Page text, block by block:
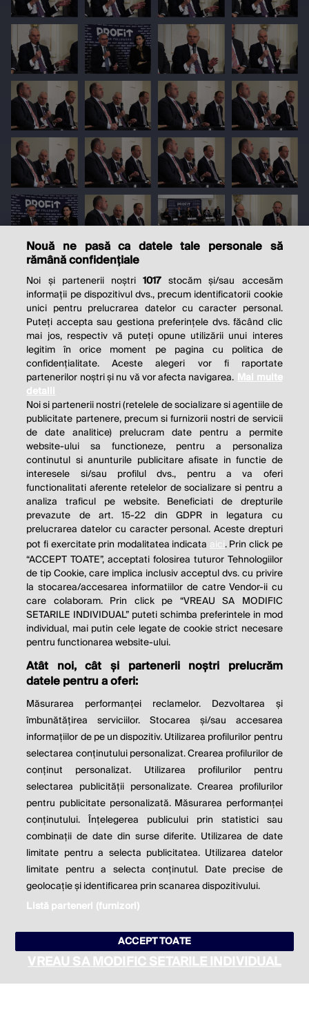
THE SOCIAL RESPONSIBILITY OF
BUSINESS IS TO INCREASE ITS
PROFITS.
Milton Friedman
© 2026 Profit.ro. Toate drepturile rezervate.
Dezvoltat de1616.ro
Contact Publicitate Despre noi
Politica de cookie Politica de
confidențialitate
este parte a
Nouă ne pasă ca datele tale personale să
rămână confidențiale
Noi și partenerii noștri1017 stocăm și/sau accesăm
informații pe dispozitivul dvs., precum identificatorii cookie
unici pentru prelucrarea datelor cu caracter personal.
Puteți accepta sau gestiona preferințele dvs. făcând clic
mai jos, respectiv vă puteți opune utilizării unui interes
legitim în orice moment pe pagina cu politica de
confidențialitate. Aceste alegeri vor fi raportate
partenerilor noștri și nu vă vor afecta navigarea. Mai multe
detalii
Noi si partenerii nostri (retelele de socializare si agentiile de
publicitate partenere, precum si furnizorii nostri de servicii
de date analitice) prelucram date pentru a permite
website-ului sa functioneze, pentru a personaliza
continutul si anunturile publicitare afisate in functie de
interesele si/sau profilul dvs., pentru a va oferi
functionalitati aferente retelelor de socializare si pentru a
analiza traficul pe website. Beneficiati de drepturile
prevazute de art. 15-22 din GDPR in legatura cu
prelucrarea datelor cu caracter personal. Aceste drepturi
pot fi exercitate prin modalitatea indicata aici. Prin click pe
“ACCEPT TOATE”, acceptati folosirea tuturor Tehnologiilor
de tip Cookie, care implica inclusiv acceptul dvs. cu privire
la stocarea/accesarea informatiilor de catre Vendor-ii cu
care colaboram. Prin click pe “VREAU SA MODIFIC
SETARILE INDIVIDUAL” puteti schimba preferintele in mod
individual, mai putin cele legate de cookie strict necesare
pentru functionarea website-ului.
Atât noi, cât și partenerii noștri prelucrăm
datele pentru a oferi:
Măsurarea performanței reclamelor. Dezvoltarea și
îmbunătățirea serviciilor. Stocarea și/sau accesarea
informațiilor de pe un dispozitiv. Utilizarea profilurilor pentru
selectarea conținutului personalizat. Crearea profilurilor de
conținut personalizat. Utilizarea profilurilor pentru
selectarea publicității personalizate. Crearea profilurilor
pentru publicitate personalizată. Măsurarea performanței
conținutului. Înțelegerea publicului prin statistici sau
combinații de date din surse diferite. Utilizarea de date
limitate pentru a selecta publicitatea. Utilizarea datelor
limitate pentru a selecta conținutul. Date precise de
geolocație și identificarea prin scanarea dispozitivului.
Listă parteneri (furnizori)
ACCEPT TOATE
VREAU SA MODIFIC SETARILE INDIVIDUAL